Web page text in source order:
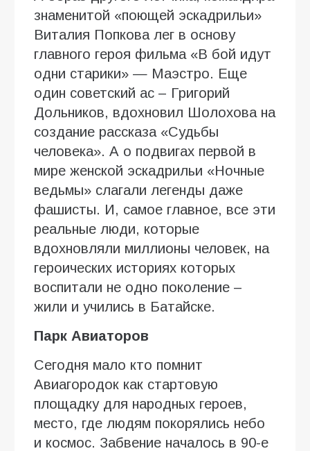
знаменитой «поющей эскадрильи»
Виталия Попкова лег в основу
главного героя фильма «В бой идут
одни старики» — Маэстро. Еще
один советский ас – Григорий
Дольников, вдохновил Шолохова на
создание рассказа «Судьбы
человека». А о подвигах первой в
мире женской эскадрильи «Ночные
ведьмы» слагали легенды даже
фашисты. И, самое главное, все эти
реальные люди, которые
вдохновляли миллионы человек, на
героических историях которых
воспитали не одно поколение –
жили и учились в Батайске.
Парк Авиаторов
Сегодня мало кто помнит
Авиагородок как стартовую
площадку для народных героев,
место, где людям покорялись небо
и космос. Забвение началось в 90-е